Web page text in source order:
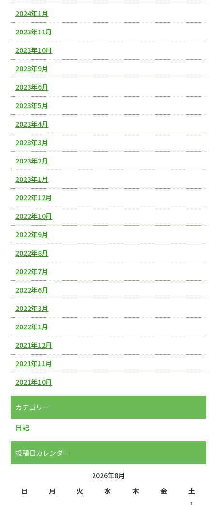
2024年1月
2023年11月
2023年10月
2023年9月
2023年6月
2023年5月
2023年4月
2023年3月
2023年2月
2023年1月
2022年12月
2022年10月
2022年9月
2022年8月
2022年7月
2022年6月
2022年3月
2022年1月
2021年12月
2021年11月
2021年10月
カテゴリー
日記
投稿日カレンダー
2026年8月
日
月 火 水 木 金
土